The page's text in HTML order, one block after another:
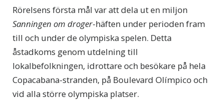
Rörelsens första mål var att dela ut en miljon
Sanningen om droger-häften under perioden fram
till och under de olympiska spelen. Detta
åstadkoms genom utdelning till
lokalbefolkningen, idrottare och besökare på hela
Copacabana-stranden, på Boulevard Olímpico och
vid alla större olympiska platser.